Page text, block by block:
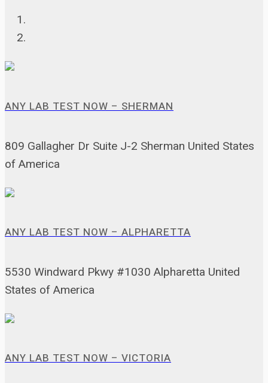
ANY LAB TEST NOW – SHERMAN
809 Gallagher Dr Suite J-2 Sherman United States
of America
ANY LAB TEST NOW – ALPHARETTA
5530 Windward Pkwy #1030 Alpharetta United
States of America
ANY LAB TEST NOW – VICTORIA